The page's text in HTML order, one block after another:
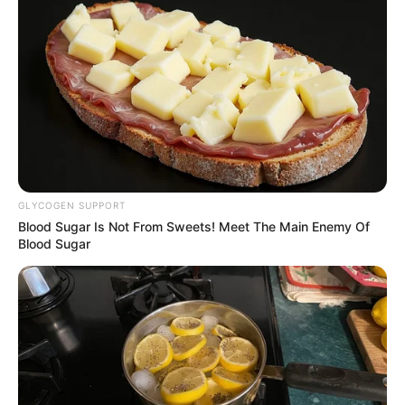
„Nobody Wants This” (Netflix)
„Only Murders in the Building” (Hulu)
Film telewizyjny lub miniserial
„Baby Reindeer” (Netflix)
„Disclaimer” (Apple TV+)
„Monsters: The Lyle and Erik Menendez Story” (Netflix)
„The Penguin” (HBO/Max)
„Ripley”
„True Detective: Night Country” (HBO/Max)
Aktor w serialu dramatycznym
Donald Glover, „Mr. and Mrs. Smith”
Jake Gyllenhaal, „Presumed Innocent” (Apple TV+)
Gary Oldman, „Slow Horses” (Apple TV+)
Eddie Redmayne, „The Day of the Jackal”
Hiroyuki Sanada, „Shōgun” (FX)
Billy Bob Thornton, „Landman” (Paramount+)
GLYCOGEN SUPPORT
Blood Sugar Is Not From Sweets! Meet The Main Enemy Of
Blood Sugar